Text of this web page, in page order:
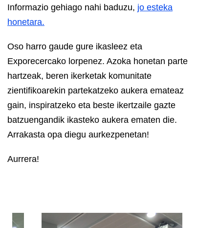
Informazio gehiago nahi baduzu, jo esteka
honetara.
Oso harro gaude gure ikasleez eta
Exporecercako lorpenez. Azoka honetan parte
hartzeak, beren ikerketak komunitate
zientifikoarekin partekatzeko aukera emateaz
gain, inspiratzeko eta beste ikertzaile gazte
batzuengandik ikasteko aukera ematen die.
Arrakasta opa diegu aurkezpenetan!
Aurrera!